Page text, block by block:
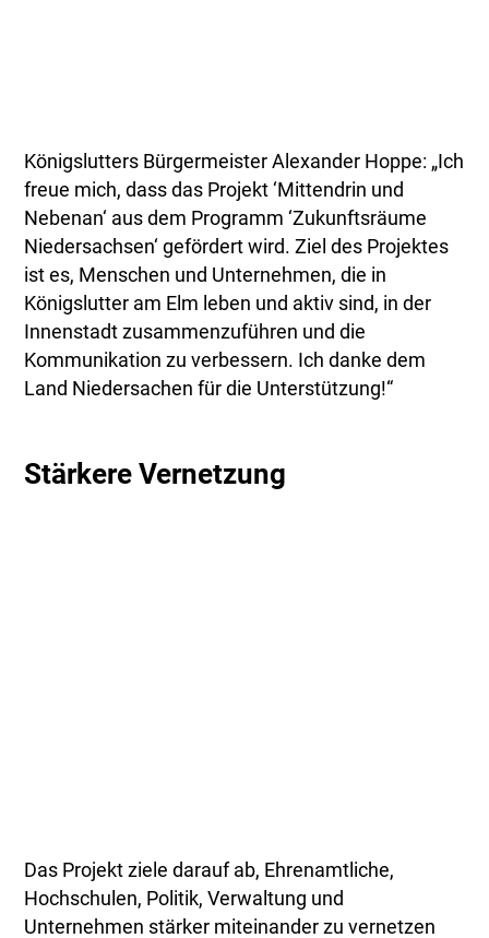
Königslutters Bürgermeister Alexander Hoppe: „Ich
freue mich, dass das Projekt ‘Mittendrin und
Nebenan‘ aus dem Programm ‘Zukunftsräume
Niedersachsen‘ gefördert wird. Ziel des Projektes
ist es, Menschen und Unternehmen, die in
Königslutter am Elm leben und aktiv sind, in der
Innenstadt zusammenzuführen und die
Kommunikation zu verbessern. Ich danke dem
Land Niedersachen für die Unterstützung!“
Stärkere Vernetzung
Das Projekt ziele darauf ab, Ehrenamtliche,
Hochschulen, Politik, Verwaltung und
Unternehmen stärker miteinander zu vernetzen